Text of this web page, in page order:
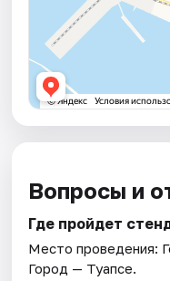
Вопросы и
Где пройдет
Место проведения:
Город — Туапсе.